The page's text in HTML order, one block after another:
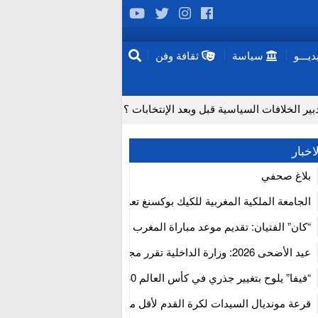
سياسة
ثقافة وفن
السياسية قبل وبعد الإنتخابات ؟
لماذا تعد عمليات زرع الدماغ مستحيلة حاليا؟
لدى المسنين تزامناً مع “موجة الحر”
الإيجابي للمجلس الأعلى للحسابات
آفاق علاجات بيولوجية لاضطرابات القلب
من سلسلة إمداد قطاع البناء بالمغرب
بلاغ صحفي
الجامعة الملكية المغربية للكيك بوكسنغ تعرب عن ارتياحها للتجاوب
للمجلس الأعلى للحسابات
“كان” الفتيان: تقديم موعد مباراة المغرب والكاميرون بسبب نهائي
إفريقيا
عيد الأضحى 2026: وزارة الداخلية تقرر مجانية ولوج أسواق الماشية
استنفار” لتنظيمها
“فيفا” يلوح بتغيير جذري في كأس العالم 2030